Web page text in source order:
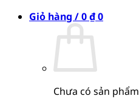
Giỏ hàng /0₫0
Chưa có sản